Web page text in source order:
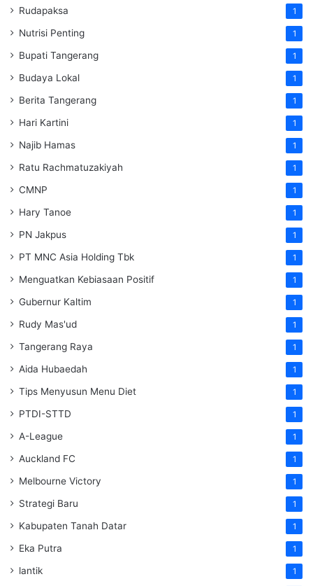
Rudapaksa 1
Nutrisi Penting 1
Bupati Tangerang 1
Budaya Lokal 1
Berita Tangerang 1
Hari Kartini 1
Najib Hamas 1
Ratu Rachmatuzakiyah 1
CMNP 1
Hary Tanoe 1
PN Jakpus 1
PT MNC Asia Holding Tbk 1
Menguatkan Kebiasaan Positif 1
Gubernur Kaltim 1
Rudy Mas'ud 1
Tangerang Raya 1
Aida Hubaedah 1
Tips Menyusun Menu Diet 1
PTDI-STTD 1
A-League 1
Auckland FC 1
Melbourne Victory 1
Strategi Baru 1
Kabupaten Tanah Datar 1
Eka Putra 1
lantik 1